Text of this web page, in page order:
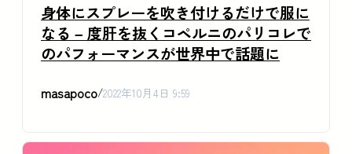
身体にスプレーを吹き付けるだけで服に
なる – 度肝を抜くコペルニのパリコレで
のパフォーマンスが世界中で話題に
masapoco/2022年10月4日 9:59